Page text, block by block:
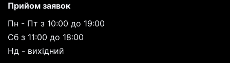
Прийом заявок
Пн - Пт з 10:00 до 19:00
Сб з 11:00 до 18:00
Нд - вихідний